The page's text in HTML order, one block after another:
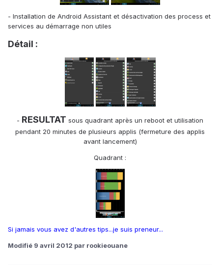
- Installation de Android Assistant et désactivation des process et
services au démarrage non utiles
Détail :
- RESULTAT sous quadrant après un reboot et utilisation
pendant 20 minutes de plusieurs applis (fermeture des applis
avant lancement)
Quadrant :
Si jamais vous avez d'autres tips...je suis preneur...
Modifié 9 avril 2012 par rookieouane